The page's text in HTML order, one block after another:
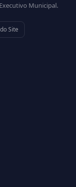
Municipal.
Site